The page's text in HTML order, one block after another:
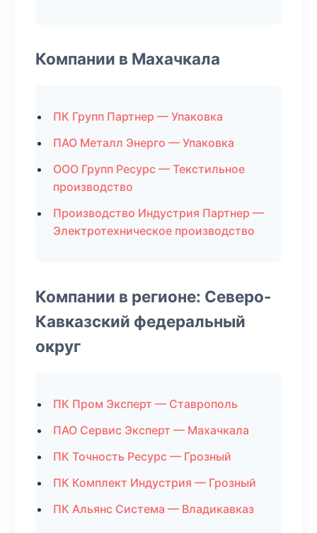
Компании в Махачкала
ПК Групп Партнер — Упаковка
ПАО Металл Энерго — Упаковка
ООО Групп Ресурс — Текстильное
производство
Производство Индустрия Партнер —
Электротехническое производство
Компании в регионе: Северо-
Кавказский федеральный
округ
ПК Пром Эксперт — Ставрополь
ПАО Сервис Эксперт — Махачкала
ПК Точность Ресурс — Грозный
ПК Комплект Индустрия — Грозный
ПК Альянс Система — Владикавказ